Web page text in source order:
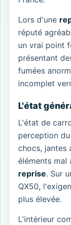
Lors d'une
réputé
un vrai point
présentant
fumées
incomplet
L'état
L'état de
perception
chocs, jantes
éléments mal
reprise. Sur
QX50,
plus élevée.
L'intérieur